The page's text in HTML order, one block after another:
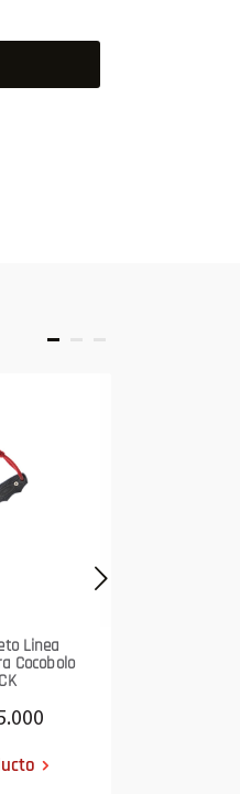
Linea
Cocobolo